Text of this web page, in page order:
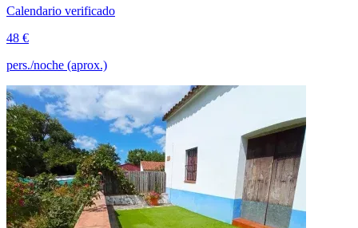
Calendario verificado
48 €
pers./noche (aprox.)